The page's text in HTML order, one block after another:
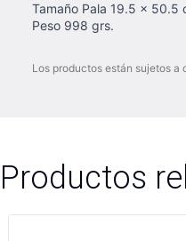
Tamaño Pala 19.5 x 50.5
Peso 998 grs.
Los productos están sujetos a
Productos